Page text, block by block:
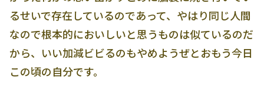
るせいで存在しているのであって、やはり同じ人間
なので根本的においしいと思うものは似ているのだ
から、いい加減ビビるのもやめようぜとおもう今日
この頃の自分です。